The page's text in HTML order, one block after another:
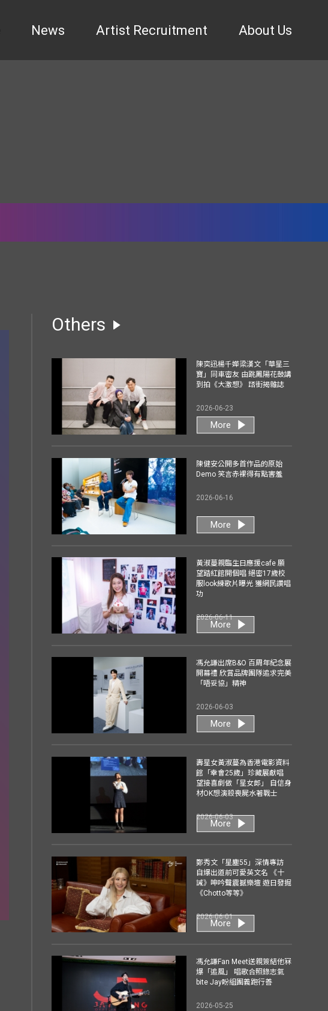
News Artist Recruitment About Us
Others
陳奕迅楊千嬅梁漢文「華星三
寶」同車密友 由跳鳳陽花鼓講
到拍《大激想》 踎街揭雜誌
2026-06-23
More
陳健安公開多首作品的原始
Demo 笑言赤裸得有點害羞
2026-06-16
More
黃淑蔓親臨生日應援cafe 願
望踏紅館開個唱 絕密17歲校
服look練歌片曝光 獲網民讚唱
功
2026-06-11
More
馮允謙出席B&O 百周年紀念展
開幕禮 欣賞品牌團隊追求完美
「唔妥協」精神
2026-06-03
More
壽星女黃淑蔓為香港電影資料
館「幸會25歲」珍藏展獻唱
望接喜劇做「星女郎」 自信身
材OK想演殺喪屍水著戰士
2026-06-03
More
鄭秀文「星塵55」深情專訪
自爆出道前可愛英文名 《十
誡》呻吟聲震撼樂壇 遊日發掘
《Chotto等等》
2026-06-01
More
馮允謙Fan Meet送親簽結他冧
爆「追風」 唱歌合照錄志氣
bite Jay盼組團義跑行善
2026-05-25